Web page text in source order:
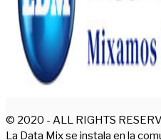
© 2020 - ALL RIGHTS
La Data Mix se instala en la